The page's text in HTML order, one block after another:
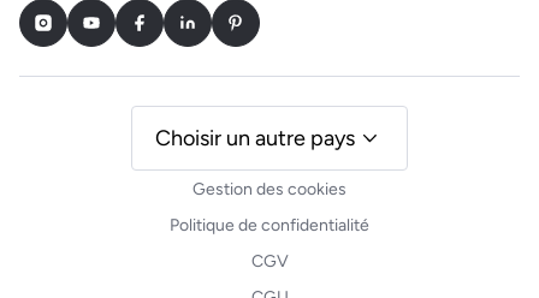
InstagramYoutubeFacebookLinkedInPinterest
Gestion des cookies
Politique de confidentialité
CGV
Choisir un autre pays